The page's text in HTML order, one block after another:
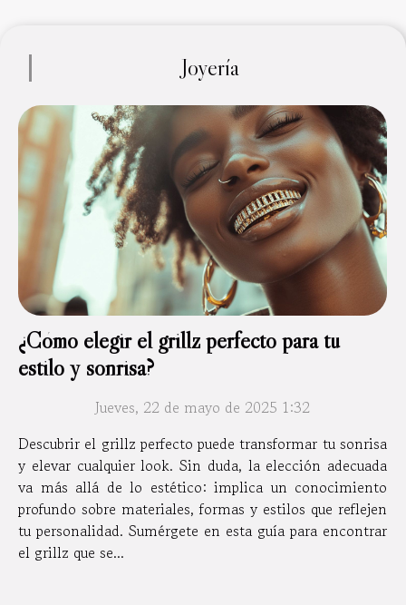
Joyería
¿Cómo elegir el grillz perfecto para tu
estilo y sonrisa?
Jueves, 22 de mayo de 2025 1:32
Descubrir el grillz perfecto puede transformar tu sonrisa
y elevar cualquier look. Sin duda, la elección adecuada
va más allá de lo estético: implica un conocimiento
profundo sobre materiales, formas y estilos que reflejen
tu personalidad. Sumérgete en esta guía para encontrar
el grillz que se...